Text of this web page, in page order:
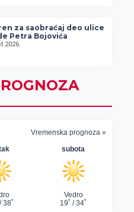
za saobraćaj deo ulice
Petra Bojovića
2026.